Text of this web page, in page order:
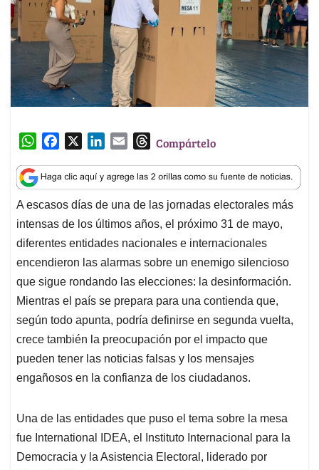
W
a
t
s
A
p
p
c
e
b
o
o
k
n
k
e
d
I
n
a
i
l
T
r
e
a
d
s
Compártelo
A escasos días de una de las jornadas electorales más
intensas de los últimos años, el próximo 31 de mayo,
diferentes entidades nacionales e internacionales
encendieron las alarmas sobre un enemigo silencioso
que sigue rondando las elecciones: la desinformación.
Mientras el país se prepara para una contienda que,
según todo apunta, podría definirse en segunda vuelta,
crece también la preocupación por el impacto que
pueden tener las noticias falsas y los mensajes
engañosos en la confianza de los ciudadanos.
Una de las entidades que puso el tema sobre la mesa
fue International IDEA, el Instituto Internacional para la
Democracia y la Asistencia Electoral, liderado por